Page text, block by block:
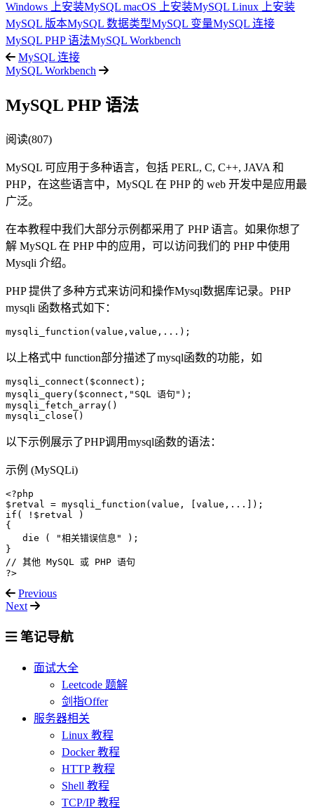
Windows 上安装MySQL macOS 上安装MySQL Linux 上安装
MySQL 版本MySQL 数据类型MySQL 变量MySQL 连接
MySQL PHP 语法MySQL Workbench
MySQL 连接
MySQL Workbench
MySQL PHP 语法
阅读(807)
MySQL 可应用于多种语言，包括 PERL, C, C++, JAVA 和
PHP，在这些语言中，MySQL 在 PHP 的 web 开发中是应用最
广泛。
在本教程中我们大部分示例都采用了 PHP 语言。如果你想了
解 MySQL 在 PHP 中的应用，可以访问我们的 PHP 中使用
Mysqli 介绍。
PHP 提供了多种方式来访问和操作Mysql数据库记录。PHP
mysqli 函数格式如下：
以上格式中 function部分描述了mysql函数的功能，如
mysqli_connect($connect);
mysqli_query($connect,"SQL 语句");
mysqli_fetch_array()
以下示例展示了PHP调用mysql函数的语法：
示例 (MySQLi)
<?php
$retval = mysqli_function(value, [value,...]);
if( !$retval )
{
   die ( "相关错误信息" );
}
// 其他 MySQL 或 PHP 语句
Previous
Next
笔记导航
面试大全
Leetcode 题解
剑指Offer
服务器相关
Linux 教程
Docker 教程
HTTP 教程
Shell 教程
TCP/IP 教程